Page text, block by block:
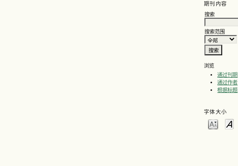
期刊内容
搜索
搜索范围
浏览
通过刊期
通过作者
根据标题
字体大小